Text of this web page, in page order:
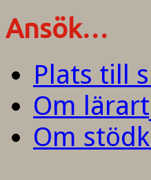
Ansök…
Plats till
Om
Om